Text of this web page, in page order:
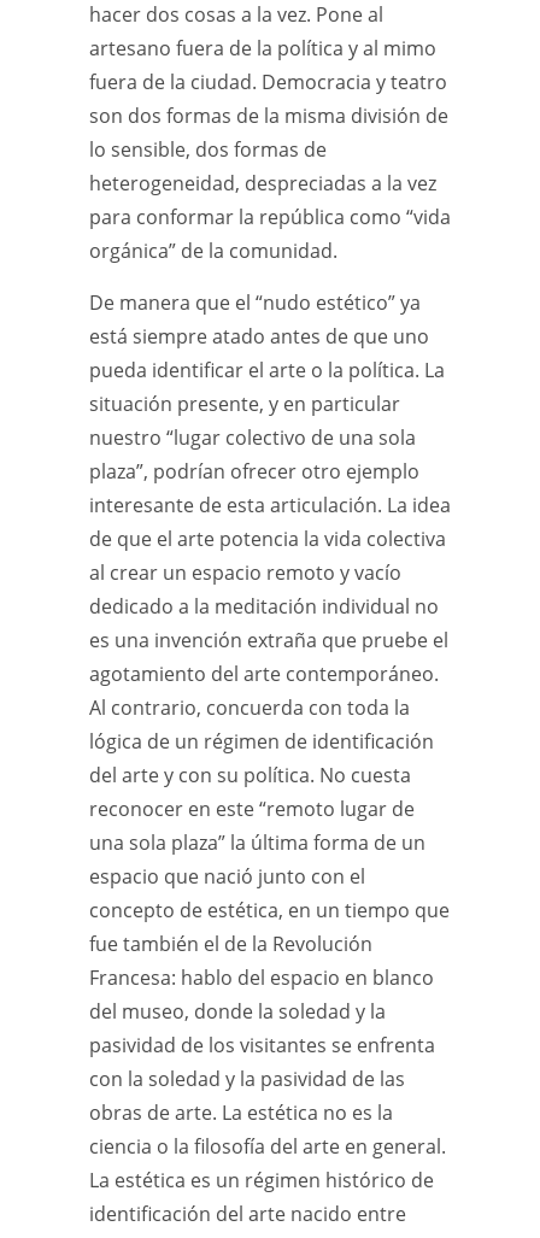
hacer dos cosas a la vez. Pone al
artesano fuera de la política y al mimo
fuera de la ciudad. Democracia y teatro
son dos formas de la misma división de
lo sensible, dos formas de
heterogeneidad, despreciadas a la vez
para conformar la república como “vida
orgánica” de la comunidad.
De manera que el “nudo estético” ya
está siempre atado antes de que uno
pueda identificar el arte o la política. La
situación presente, y en particular
nuestro “lugar colectivo de una sola
plaza”, podrían ofrecer otro ejemplo
interesante de esta articulación. La idea
de que el arte potencia la vida colectiva
al crear un espacio remoto y vacío
dedicado a la meditación individual no
es una invención extraña que pruebe el
agotamiento del arte contemporáneo.
Al contrario, concuerda con toda la
lógica de un régimen de identificación
del arte y con su política. No cuesta
reconocer en este “remoto lugar de
una sola plaza” la última forma de un
espacio que nació junto con el
concepto de estética, en un tiempo que
fue también el de la Revolución
Francesa: hablo del espacio en blanco
del museo, donde la soledad y la
pasividad de los visitantes se enfrenta
con la soledad y la pasividad de las
obras de arte. La estética no es la
ciencia o la filosofía del arte en general.
La estética es un régimen histórico de
identificación del arte nacido entre